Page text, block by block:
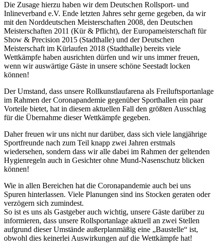
Die Zusage hierzu haben wir dem Deutschen Rollsport- und
Inlineverband e.V. Ende letzten Jahres sehr gerne gegeben, da wir
mit den Norddeutschen Meisterschaften 2008, den Deutschen
Meisterschaften 2011 (Kür & Pflicht), der Europameisterschaft für
Show & Precision 2015 (Stadthalle) und der Deutschen
Meisterschaft im Kürlaufen 2018 (Stadthalle) bereits viele
Wettkämpfe haben ausrichten dürfen und wir uns immer freuen,
wenn wir auswärtige Gäste in unsere schöne Seestadt locken
können!
Der Umstand, dass unsere Rollkunstlaufarena als Freiluftsportanlage
im Rahmen der Coronapandemie gegenüber Sporthallen ein paar
Vorteile bietet, hat in diesem aktuellen Fall den größten Ausschlag
für die Übernahme dieser Wettkämpfe gegeben.
Daher freuen wir uns nicht nur darüber, dass sich viele langjährige
Sportfreunde nach zum Teil knapp zwei Jahren erstmals
wiedersehen, sondern dass wir alle dabei im Rahmen der geltenden
Hygienregeln auch in Gesichter ohne Mund-Nasenschutz blicken
können!
Wie in allen Bereichen hat die Coronapandemie auch bei uns
Spuren hinterlassen. Viele Planungen sind ins Stocken geraten oder
verzögern sich zumindest.
So ist es uns als Gastgeber auch wichtig, unsere Gäste darüber zu
informieren, dass unsere Rollsportanlage aktuell an zwei Stellen
aufgrund dieser Umstände außerplanmäßig eine „Baustelle“ ist,
obwohl dies keinerlei Auswirkungen auf die Wettkämpfe hat!